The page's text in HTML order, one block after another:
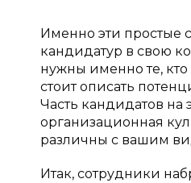
Именно эти простые
кандидатур в свою
нужны именно те,
стоит описать
Часть кандидатов на
организационная
различны с вашим
Итак, сотрудники